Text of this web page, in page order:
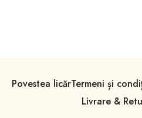
Povestea licărTermeni și
Livrare &